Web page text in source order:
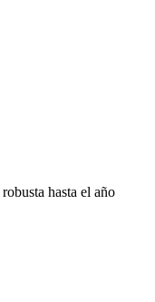
hasta el año